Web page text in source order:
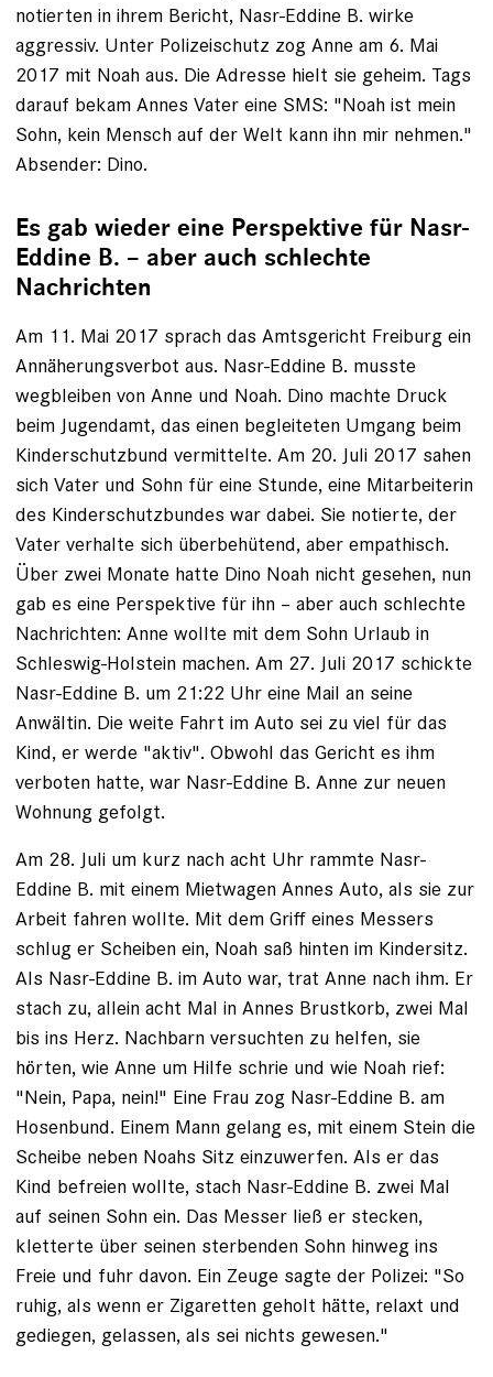
notierten in ihrem Bericht, Nasr-­Eddine B. wirke
aggressiv. Unter Polizeischutz zog Anne am 6. Mai
2017 mit Noah aus. Die Adresse hielt sie geheim. Tags
darauf bekam Annes Vater eine SMS: "Noah ist mein
Sohn, kein Mensch auf der Welt kann ihn mir nehmen."
Absender: Dino.
Es gab wieder eine ­Perspek­tive für Nasr-
Eddine B. – aber auch schlechte
Nachrichten
Am 11. Mai 2017 sprach das Amtsgericht Freiburg ein
Annäherungsverbot aus. Nasr-Eddine B. musste
wegbleiben von Anne und Noah. Dino machte Druck
beim Jugendamt, das einen begleiteten Umgang beim
Kinder­schutzbund vermittelte. Am 20. Juli 2017 sahen
sich Vater und Sohn für eine Stunde, eine Mitarbeiterin
des Kinderschutzbundes war dabei. Sie notierte, der
Vater verhalte sich überbehütend, aber empathisch.
Über zwei Monate hatte Dino Noah nicht gesehen, nun
gab es eine ­Perspek­tive für ihn – aber auch schlechte
Nachrichten: ­Anne wollte mit dem Sohn Urlaub in
Schleswig-Holstein machen. Am 27. Juli 2017 schickte
Nasr-Eddine B. um 21:22 Uhr eine Mail an seine
Anwältin. Die weite Fahrt im Auto sei zu viel für das
Kind, er werde "aktiv". Obwohl das Gericht es ihm
verboten hatte, war Nasr-Eddine B. Anne zur neuen
Wohnung gefolgt.
Am 28. Juli um kurz nach acht Uhr rammte Nasr-
Eddine B. mit einem Mietwagen Annes Auto, als sie zur
Arbeit fahren wollte. Mit dem Griff eines Messers
schlug er Scheiben ein, Noah saß hinten im Kindersitz.
Als Nasr-Eddine B. im Auto war, trat Anne nach ihm. Er
stach zu, allein acht Mal in Annes Brustkorb, zwei Mal
bis ins Herz. Nachbarn versuchten zu helfen, sie
hörten, wie Anne um Hilfe schrie und wie ­Noah rief:
"Nein, Papa, nein!" Eine Frau zog Nasr-Eddine B. am
Hosen­bund. Einem Mann gelang es, mit einem Stein die
Scheibe neben Noahs Sitz einzuwerfen. Als er das
Kind befreien wollte, stach Nasr-Eddine B. zwei Mal
auf seinen Sohn ein. Das Messer ließ er stecken,
kletterte über seinen sterbenden Sohn hinweg ins
Freie und fuhr davon. Ein Zeuge sagte der ­Polizei: "So
ruhig, als wenn er Zigaretten geholt hätte, relaxt und
gediegen, gelassen, als sei nichts gewesen."